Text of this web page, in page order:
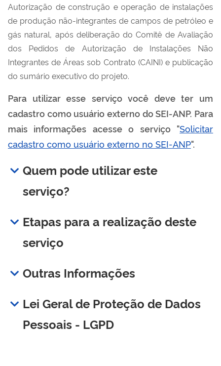
Autorização de construção e operação de instalações
de produção não-integrantes de campos de petróleo e
gás natural, após deliberação do Comitê de Avaliação
dos Pedidos de Autorização de Instalações Não
Integrantes de Áreas sob Contrato (CAINI) e publicação
do sumário executivo do projeto.
Para utilizar esse serviço você deve ter um
cadastro como usuário externo do SEI-ANP. Para
mais informações acesse o serviço "Solicitar
cadastro como usuário externo no SEI-ANP".
Quem pode utilizar este
serviço?
Etapas para a realização deste
serviço
Outras Informações
Lei Geral de Proteção de Dados
Pessoais - LGPD